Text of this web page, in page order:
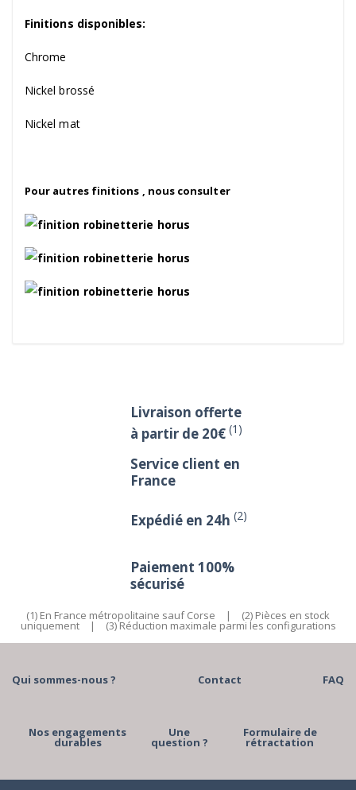
Finitions disponibles:
Chrome
Nickel brossé
Nickel mat
Pour autres finitions , nous consulter
Livraison offerte
à partir de 20€ (1)
Service client en
France
Expédié en 24h (2)
Paiement 100%
sécurisé
(1) En France métropolitaine sauf Corse | (2) Pièces en stock
uniquement | (3) Réduction maximale parmi les configurations
Qui sommes-nous ? Contact FAQ
Nos engagements
durables
Une
question ?
Formulaire de
rétractation